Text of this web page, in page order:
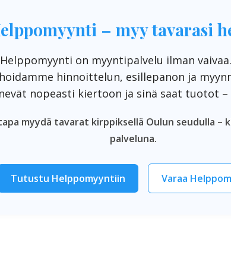
– myy tavarasi
on myyntipalvelu ilman
hinnoittelun, esillepanon ja
nopeasti kiertoon ja sinä saat tuotot
myydä tavarat kirppiksellä Oulun seudulla
palveluna.
Tutustu Helppomyyntiin Varaa